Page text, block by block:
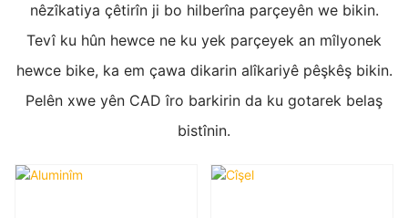
nêzîkatiya çêtirîn ji bo hilberîna parçeyên we bikin.
Tevî ku hûn hewce ne ku yek parçeyek an mîlyonek
hewce bike, ka em çawa dikarin alîkariyê pêşkêş bikin.
Pelên xwe yên CAD îro barkirin da ku gotarek belaş
bistînin.